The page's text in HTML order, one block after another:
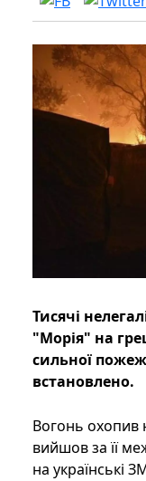
Тисячі
"Морія" на
сильної
встановлено.
Вогонь охопив
вийшов за її
на українські